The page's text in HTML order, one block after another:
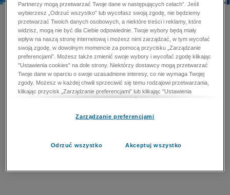
Partnerzy mogą przetwarzać Twoje dane w następujących celach”. Jeśli
wybierzesz „Odrzuć wszystko” lub wycofasz swoją zgodę, nie będziemy
przetwarzać Twoich danych osobowych, a niektóre treści i reklamy, które
widzisz, mogą nie być dla Ciebie odpowiednie. Twoje wybory będą miały
wpływ na naszą stronę internetową i możesz nimi zarządzać, w tym wycofać
swoją zgodę, w dowolnym momencie za pomocą przycisku „Zarządzanie
preferencjami”. Możesz także zmienić swoje wybory i wycofać zgodę klikając
"Ustawienia cookies" na dole strony. Niektórzy dostawcy mogą przetwarzać
Twoje dane w oparciu o swoje uzasadnione interesy, co nie wymaga Twojej
zgody. Możesz w każdej chwili sprzeciwić się temu rodzajowi przetwarzania,
klikając przycisk „Zarządzanie preferencjami” lub klikając "Ustawienia
cookies" na dole strony. Nie możesz sprzeciwić się przetwarzaniu przez
zapobiegania oszustwom i naprawiania błędów, a w tym celu mogą zostać
przetwarzaniu danych osobowych w celu dostarczania i prezentacji reklam i
Zarządzanie preferencjami
Odrzuć wszystko Akceptuj wszystko